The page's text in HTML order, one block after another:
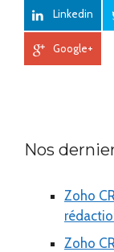
Linkedin
Google+
Nos
Zoho
Zoho